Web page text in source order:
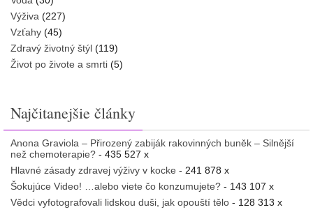
Výživa (227)
Vzťahy (45)
Zdravý životný štýl (119)
Život po živote a smrti (5)
Najčitanejšie články
Anona Graviola – Přirozený zabiják rakovinných buněk – Silnější
než chemoterapie? - 435 527 x
Hlavné zásady zdravej výživy v kocke - 241 878 x
Šokujúce Video! …alebo viete čo konzumujete? - 143 107 x
Vědci vyfotografovali lidskou duši, jak opouští tělo - 128 313 x